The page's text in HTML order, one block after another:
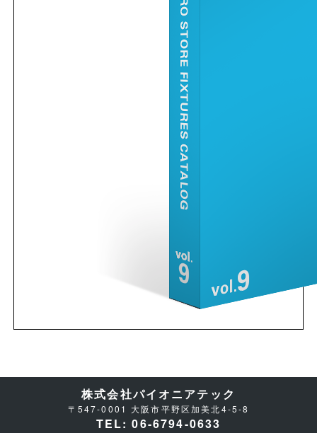
株式会社パイオニアテック
〒547-0001 大阪市平野区加美北4-5-8
TEL: 06-6794-0633